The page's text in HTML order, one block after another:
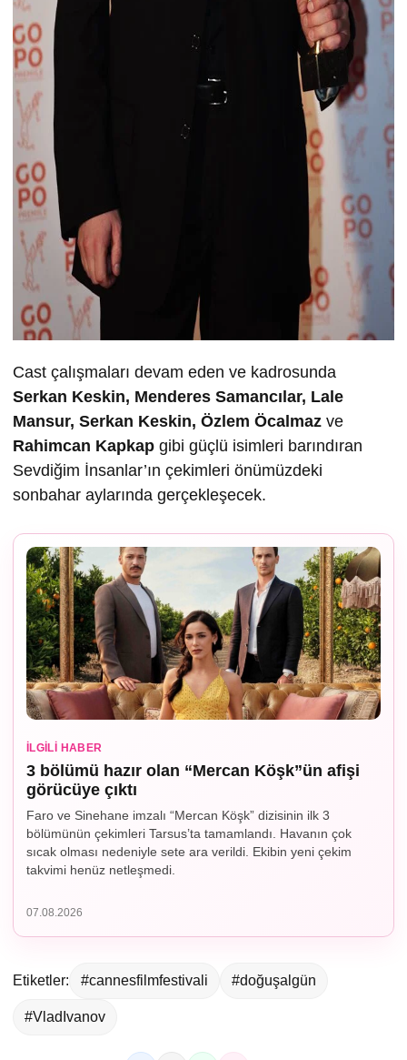
Cast çalışmaları devam eden ve kadrosunda
Serkan Keskin, Menderes Samancılar, Lale
Mansur, Serkan Keskin, Özlem Öcalmaz ve
Rahimcan Kapkap gibi güçlü isimleri barındıran
Sevdiğim İnsanlar’ın çekimleri önümüzdeki
sonbahar aylarında gerçekleşecek.
İLGILI HABER
3 bölümü hazır olan “Mercan Köşk”ün afişi
görücüye çıktı
Faro ve Sinehane imzalı “Mercan Köşk” dizisinin ilk 3
bölümünün çekimleri Tarsus’ta tamamlandı. Havanın çok
sıcak olması nedeniyle sete ara verildi. Ekibin yeni çekim
takvimi henüz netleşmedi.
07.08.2026
Etiketler: #cannesfilmfestivali #doğuşalgün
#VladIvanov